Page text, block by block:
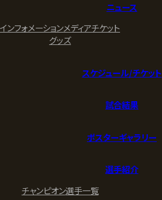
ニュース
インフォメーションメディアチケット
グッズ
スケジュール/チケット
試合結果
ポスターギャラリー
選手紹介
チャンピオン選手一覧